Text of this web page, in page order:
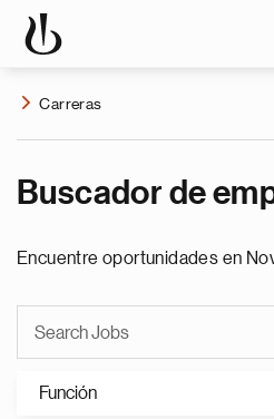
Carreras
Buscador de
Encuentre oportunidades en
Función